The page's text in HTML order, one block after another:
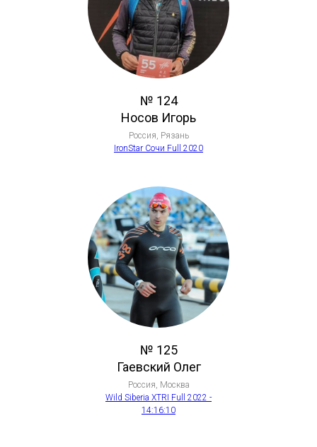
№ 124
Носов Игорь
Россия, Рязань
IronStar Сочи Full 2020
№ 125
Гаевский Олег
Россия, Москва
Wild Siberia XTRI Full 2022 -
14:16:10